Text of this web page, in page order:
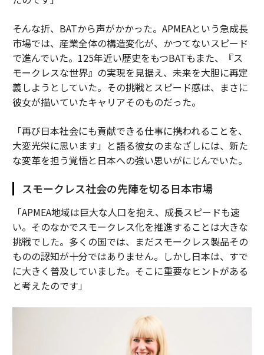
そんな折、BATから声がかかった。APMEAという急成長
市場では、産業全体の構造変化が、かつてないスピード
で進んでいた。125年近い歴史をもつBATもまた、『ス
モークレスな世界』の実現を見据え、未来を大胆に再定
義しようとしていた。その挑戦とスピード感は、まさに
彼女が描いていたキャリアそのものだった。
「再び日本社会にも貢献できる仕事に携われることを、
大変光栄に思います」と語る彼女のまなざしには、新た
な変革を担う覚悟と日本への強い思いがにじんでいた。
スモークレス社会の先陣を切る日本市場
「APMEA地域は巨大な人口を抱え、成長スピードも速
い。そのなかでスモークレス化を推進することは大きな
挑戦でした。多くの国では、まだスモークレス製品その
ものの認知が十分ではありません。しかし日本は、すで
に大きく普及していました。そこに重要なヒントがある
と考えたのです」